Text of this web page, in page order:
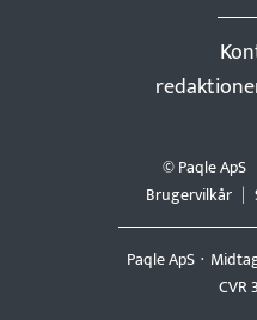
Paqle ApS
CVR
© Paqle ApS
Brugervilkår